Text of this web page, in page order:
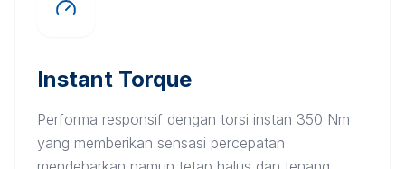
Instant Torque
Performa responsif dengan torsi instan 350 Nm
yang memberikan sensasi percepatan